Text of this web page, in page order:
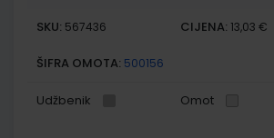
SKU: 567436 CIJENA: 13,03 €
ŠIFRA OMOTA: 500156
Udžbenik Omot